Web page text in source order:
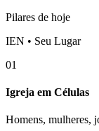
Pilares de hoje
IEN • Seu Lugar
01
Igreja em Células
Homens, mulheres,